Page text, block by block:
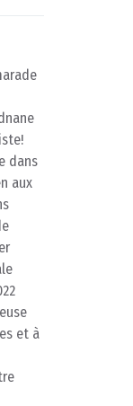
dans
aux
et à